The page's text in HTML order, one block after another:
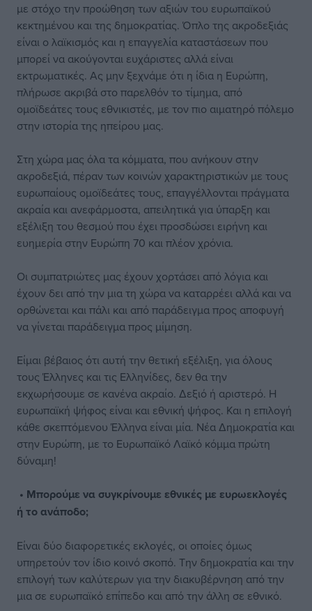
με στόχο την προώθηση των αξιών του ευρωπαϊκού
κεκτημένου και της δημοκρατίας. Όπλο της ακροδεξιάς
είναι ο λαϊκισμός και η επαγγελία καταστάσεων που
μπορεί να ακούγονται ευχάριστες αλλά είναι
εκτρωματικές. Ας μην ξεχνάμε ότι η ίδια η Ευρώπη,
πλήρωσε ακριβά στο παρελθόν το τίμημα, από
ομοϊδεάτες τους εθνικιστές, με τον πιο αιματηρό πόλεμο
στην ιστορία της ηπείρου μας.
Στη χώρα μας όλα τα κόμματα, που ανήκουν στην
ακροδεξιά, πέραν των κοινών χαρακτηριστικών με τους
ευρωπαίους ομοϊδεάτες τους, επαγγέλλονται πράγματα
ακραία και ανεφάρμοστα, απειλητικά για ύπαρξη και
εξέλιξη του θεσμού που έχει προσδώσει ειρήνη και
ευημερία στην Ευρώπη 70 και πλέον χρόνια.
Οι συμπατριώτες μας έχουν χορτάσει από λόγια και
έχουν δει από την μια τη χώρα να καταρρέει αλλά και να
ορθώνεται και πάλι και από παράδειγμα προς αποφυγή
να γίνεται παράδειγμα προς μίμηση.
Είμαι βέβαιος ότι αυτή την θετική εξέλιξη, για όλους
τους Έλληνες και τις Ελληνίδες, δεν θα την
εκχωρήσουμε σε κανένα ακραίο. Δεξιό ή αριστερό. Η
ευρωπαϊκή ψήφος είναι και εθνική ψήφος. Και η επιλογή
κάθε σκεπτόμενου Έλληνα είναι μία. Νέα Δημοκρατία και
στην Ευρώπη, με το Ευρωπαϊκό Λαϊκό κόμμα πρώτη
δύναμη!
• Μπορούμε να συγκρίνουμε εθνικές με ευρωεκλογές
ή το ανάποδο;
Είναι δύο διαφορετικές εκλογές, οι οποίες όμως
υπηρετούν τον ίδιο κοινό σκοπό. Την δημοκρατία και την
επιλογή των καλύτερων για την διακυβέρνηση από την
μια σε ευρωπαϊκό επίπεδο και από την άλλη σε εθνικό.